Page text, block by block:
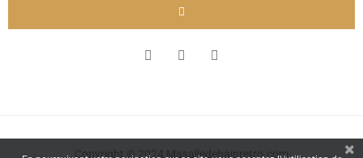
Copyright © 2024 Masalledebainretro.com